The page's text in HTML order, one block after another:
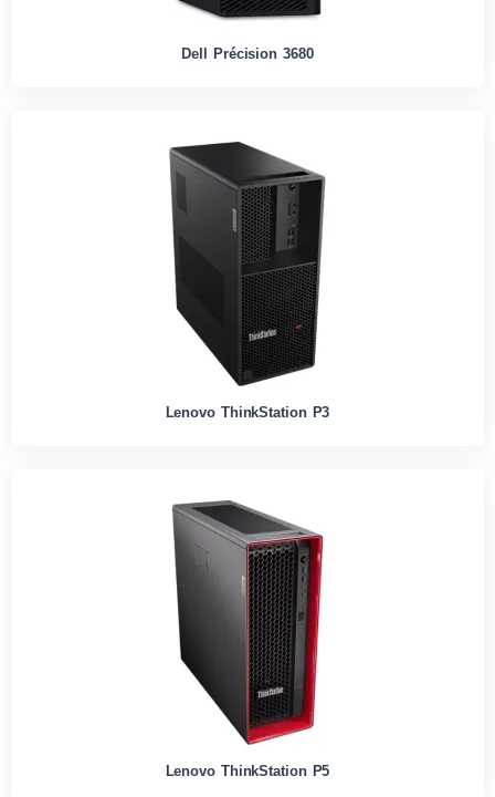
Dell Précision 3680
Lenovo ThinkStation P3
Lenovo ThinkStation P5